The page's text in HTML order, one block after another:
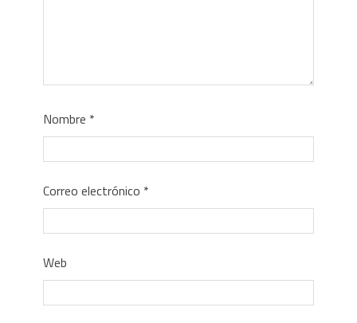
Nombre *
Correo electrónico *
Web